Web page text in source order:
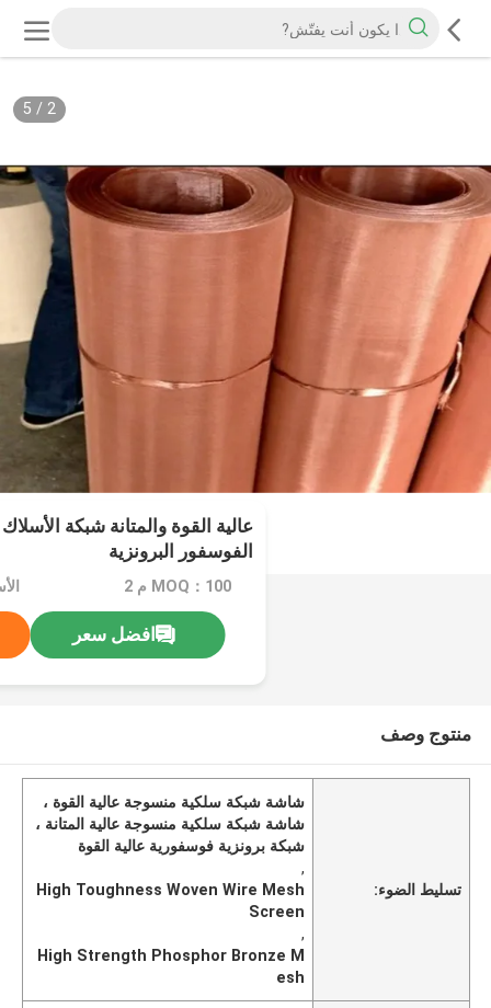
2
/
5
عالية القوة والمتانة شبكة
الفوسفور البرونزية
MOQ：100 م 2
افضل سعر
منتوج وصف
تسليط الضوء:
شاشة شبكة سلكية منسوجة عالية القوة ،
شاشة شبكة سلكية منسوجة عالية المتانة ،
شبكة برونزية فوسفورية عالية القوة
,
High Toughness Woven Wire Mesh
Screen
,
High Strength Phosphor Bronze M
esh